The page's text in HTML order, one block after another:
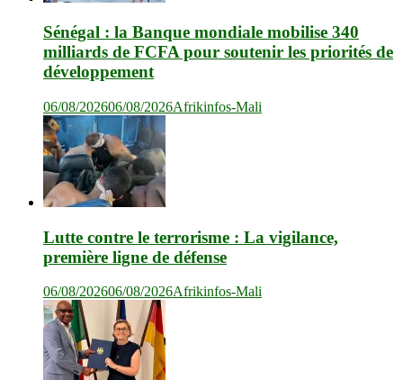
Sénégal : la Banque mondiale mobilise 340
milliards de FCFA pour soutenir les priorités de
développement
06/08/202606/08/2026Afrikinfos-Mali
Lutte contre le terrorisme : La vigilance,
première ligne de défense
06/08/202606/08/2026Afrikinfos-Mali